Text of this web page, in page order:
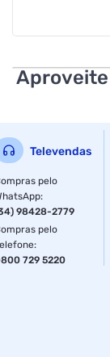
Televendas
pelo
:
98428-2779
pelo
:
729 5220